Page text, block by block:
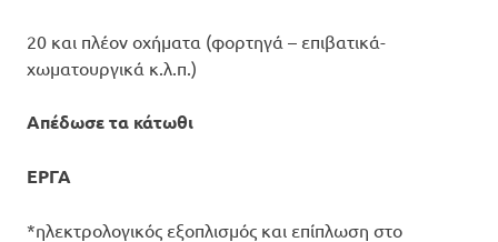
20 και πλέον οχήματα (φορτηγά – επιβατικά-
χωματουργικά κ.λ.π.)
Απέδωσε τα κάτωθι
ΕΡΓΑ
*ηλεκτρολογικός εξοπλισμός και επίπλωση στο